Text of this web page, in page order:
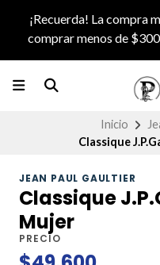
¡Recuerda! La compra
comprar menos de
Inicio
Classique
JEAN PAUL GAULTIER
Classique
Mujer
PRECIO